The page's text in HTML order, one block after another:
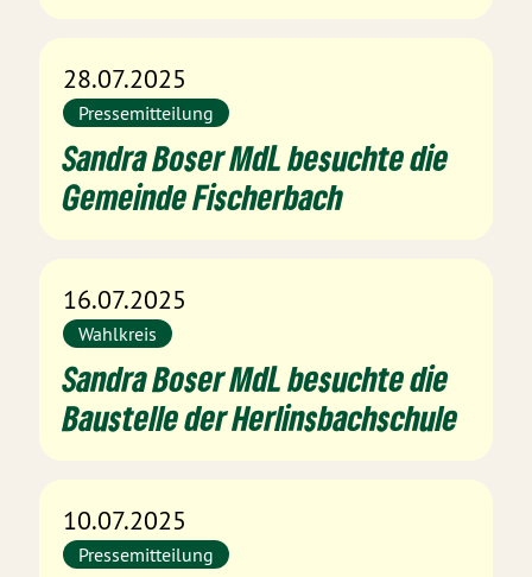
28.07.2025
Pressemitteilung
Sandra Boser MdL besuchte die
Gemeinde Fischerbach
16.07.2025
Wahlkreis
Sandra Boser MdL besuchte die
Baustelle der Herlinsbachschule
10.07.2025
Pressemitteilung